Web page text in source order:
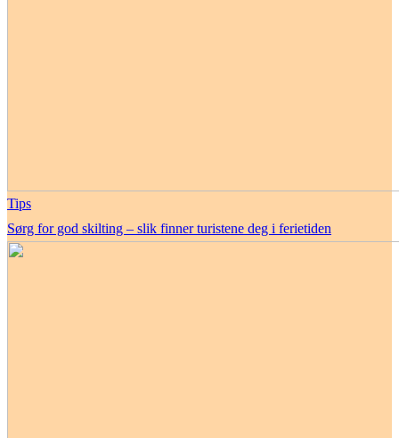
Tips
Sørg for god skilting – slik finner turistene deg i ferietiden